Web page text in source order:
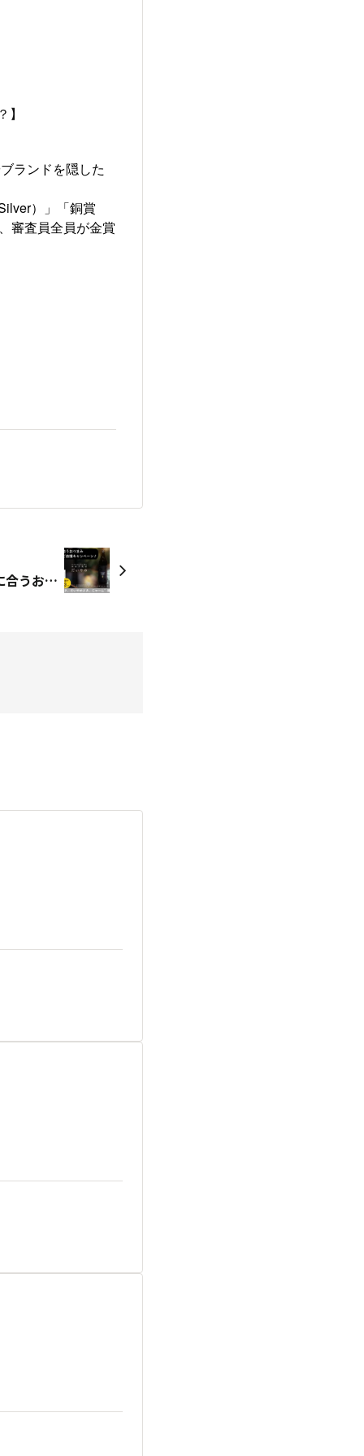
ランドを隠した
）」「銅賞
審査員全員が金賞
【キャンペーン】だいやめに合うおつまみ じゃーんとご自慢キャンペーン（投稿期限：7/21（火）まで）